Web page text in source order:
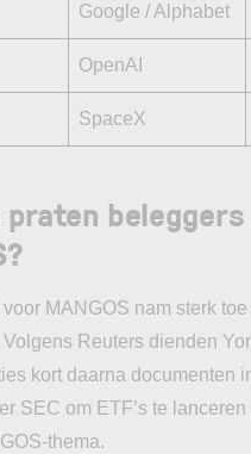
Google / Alphabet
OpenAI
SpaceX
praten
MANGOS nam sterk
Reuters dienden
kort daarna documenten
SEC om ETF’s te
thema.